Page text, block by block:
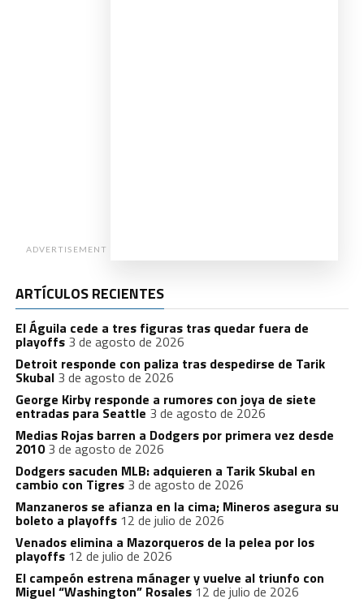
ADVERTISEMENT
ARTÍCULOS RECIENTES
El Águila cede a tres figuras tras quedar fuera de
playoffs 3 de agosto de 2026
Detroit responde con paliza tras despedirse de Tarik
Skubal 3 de agosto de 2026
George Kirby responde a rumores con joya de siete
entradas para Seattle 3 de agosto de 2026
Medias Rojas barren a Dodgers por primera vez desde
2010 3 de agosto de 2026
Dodgers sacuden MLB: adquieren a Tarik Skubal en
cambio con Tigres 3 de agosto de 2026
Manzaneros se afianza en la cima; Mineros asegura su
boleto a playoffs 12 de julio de 2026
Venados elimina a Mazorqueros de la pelea por los
playoffs 12 de julio de 2026
El campeón estrena mánager y vuelve al triunfo con
Miguel “Washington” Rosales 12 de julio de 2026